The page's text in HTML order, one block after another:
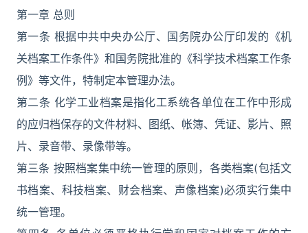
第一章 总则
第一条 根据中共中央办公厅、国务院办公厅印发的《机
关档案工作条件》和国务院批准的《科学技术档案工作条
例》等文件，特制定本管理办法。
第二条 化学工业档案是指化工系统各单位在工作中形成
的应归档保存的文件材料、图纸、帐簿、凭证、影片、照
片、录音带、录像带等。
第三条 按照档案集中统一管理的原则，各类档案(包括文
书档案、科技档案、财会档案、声像档案)必须实行集中
统一管理。